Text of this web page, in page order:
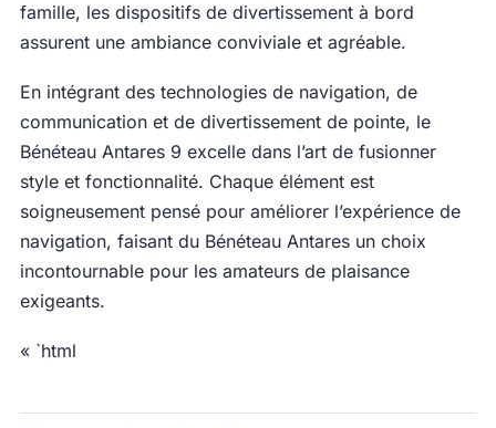
famille, les dispositifs de divertissement à bord
assurent une ambiance conviviale et agréable.
En intégrant des technologies de navigation, de
communication et de divertissement de pointe, le
Bénéteau Antares 9 excelle dans l’art de fusionner
style et fonctionnalité. Chaque élément est
soigneusement pensé pour améliorer l’expérience de
navigation, faisant du Bénéteau Antares un choix
incontournable pour les amateurs de plaisance
exigeants.
« `html